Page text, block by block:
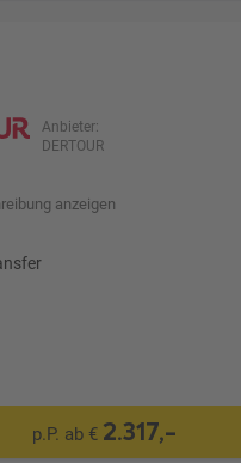
Anbieter:
DERTOUR
anzeigen
p.P. ab € 2.317,-